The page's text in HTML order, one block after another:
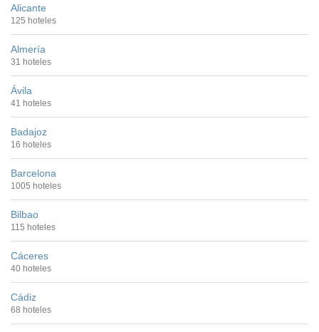
Alicante
125 hoteles
Almería
31 hoteles
Ávila
41 hoteles
Badajoz
16 hoteles
Barcelona
1005 hoteles
Bilbao
115 hoteles
Cáceres
40 hoteles
Cádiz
68 hoteles